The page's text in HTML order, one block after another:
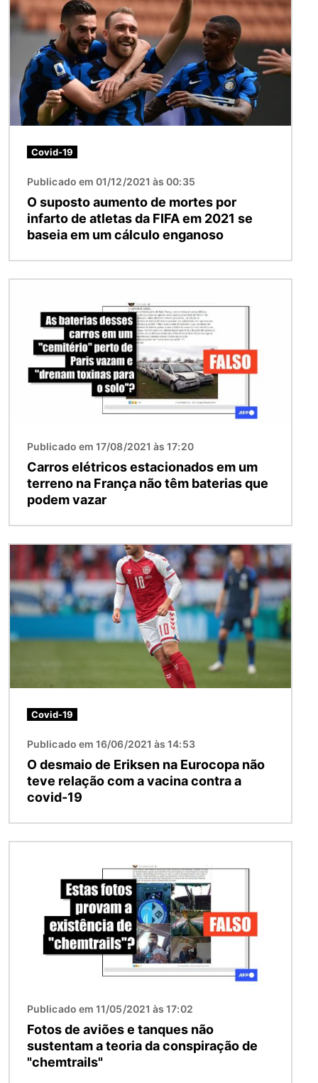
Covid-19
Publicado em 01/12/2021 às 00:35
O suposto aumento de mortes por
infarto de atletas da FIFA em 2021 se
baseia em um cálculo enganoso
Publicado em 17/08/2021 às 17:20
Carros elétricos estacionados em um
terreno na França não têm baterias que
podem vazar
Imagem
Covid-19
Publicado em 16/06/2021 às 14:53
O desmaio de Eriksen na Eurocopa não
teve relação com a vacina contra a
covid-19
Publicado em 11/05/2021 às 17:02
Fotos de aviões e tanques não
sustentam a teoria da conspiração de
"chemtrails"